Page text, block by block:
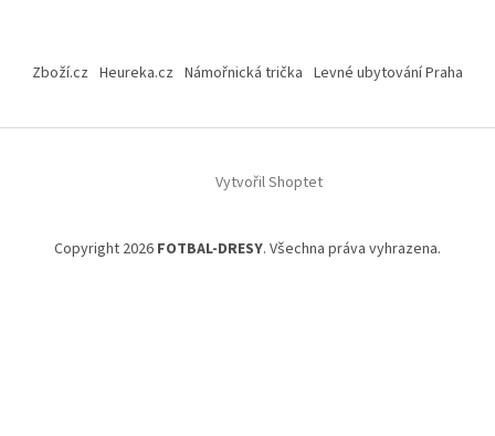
Zboží.cz Heureka.cz Námořnická trička Levné ubytování Praha
Vytvořil Shoptet
Copyright 2026 FOTBAL-DRESY. Všechna práva vyhrazena.